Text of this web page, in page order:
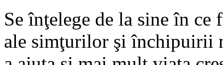
Se înţelege de la sine în
ale simţurilor şi închipuirii